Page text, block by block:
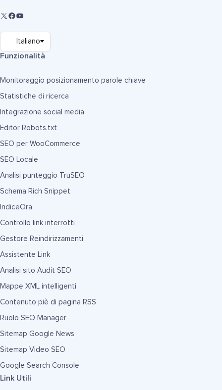
Funzionalità
Monitoraggio posizionamento parole chiave
Statistiche di ricerca
Integrazione social media
Editor Robots.txt
SEO per WooCommerce
SEO Locale
Analisi punteggio TruSEO
Schema Rich Snippet
IndiceOra
Controllo link interrotti
Gestore Reindirizzamenti
Assistente Link
Analisi sito Audit SEO
Mappe XML intelligenti
Contenuto piè di pagina RSS
Ruolo SEO Manager
Sitemap Google News
Sitemap Video SEO
Google Search Console
Link Utili